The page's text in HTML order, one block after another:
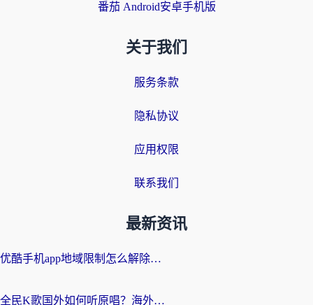
番茄 Android安卓手机版
关于我们
服务条款
隐私协议
应用权限
联系我们
最新资讯
优酷手机app地域限制怎么解除？海外党亲测有效的追剧方案
全民K歌国外如何听原唱？海外党亲测有效的回国加速器选择指南